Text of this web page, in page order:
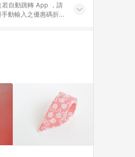
自動跳轉 App ，請
動輸入之優惠碼折
數將於出貨後 45 天
並完成訂單，不